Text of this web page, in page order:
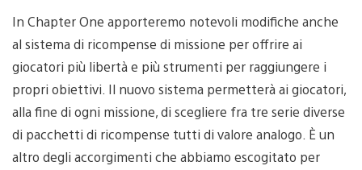
In Chapter One apporteremo notevoli modifiche anche
al sistema di ricompense di missione per offrire ai
giocatori più libertà e più strumenti per raggiungere i
propri obiettivi. Il nuovo sistema permetterà ai giocatori,
alla fine di ogni missione, di scegliere fra tre serie diverse
di pacchetti di ricompense tutti di valore analogo. È un
altro degli accorgimenti che abbiamo escogitato per